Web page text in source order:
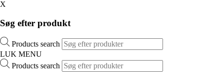
X
Søg efter produkt
Products search
LUK MENU
Products search